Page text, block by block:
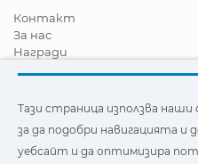
Контакт
За нас
Награди
Станете дистрибутор
Новини
Видеа
FAQ - Често задавани
Тази страница използва
за да подобри навигацията
уебсайт и да оптимизира